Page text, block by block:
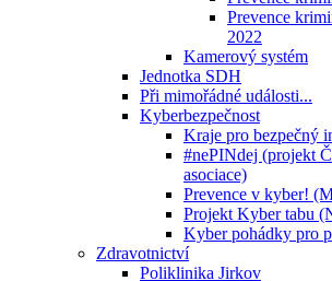
Prevence
2022
Kamerový systém
Jednotka SDH
Při mimořádné události...
Kyberbezpečnost
Kraje pro bezpečný
#nePINdej (projekt
asociace)
Prevence v kyber!
Projekt Kyber tabu
Kyber pohádky pro
Zdravotnictví
Poliklinika Jirkov